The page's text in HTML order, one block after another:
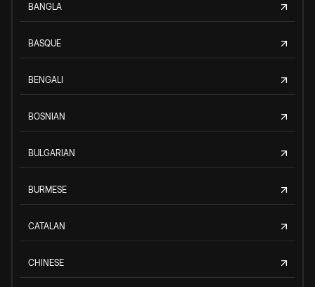
BANGLA
BASQUE
BENGALI
BOSNIAN
BULGARIAN
BURMESE
CATALAN
CHINESE